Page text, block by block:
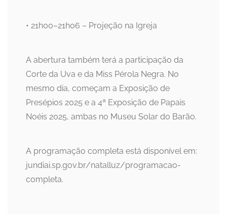
• 21h00–21h06 – Projeção na Igreja
A abertura também terá a participação da
Corte da Uva e da Miss Pérola Negra. No
mesmo dia, começam a Exposição de
Presépios 2025 e a 4ª Exposição de Papais
Noéis 2025, ambas no Museu Solar do Barão.
A programação completa está disponível em:
jundiai.sp.gov.br/natalluz/programacao-
completa.